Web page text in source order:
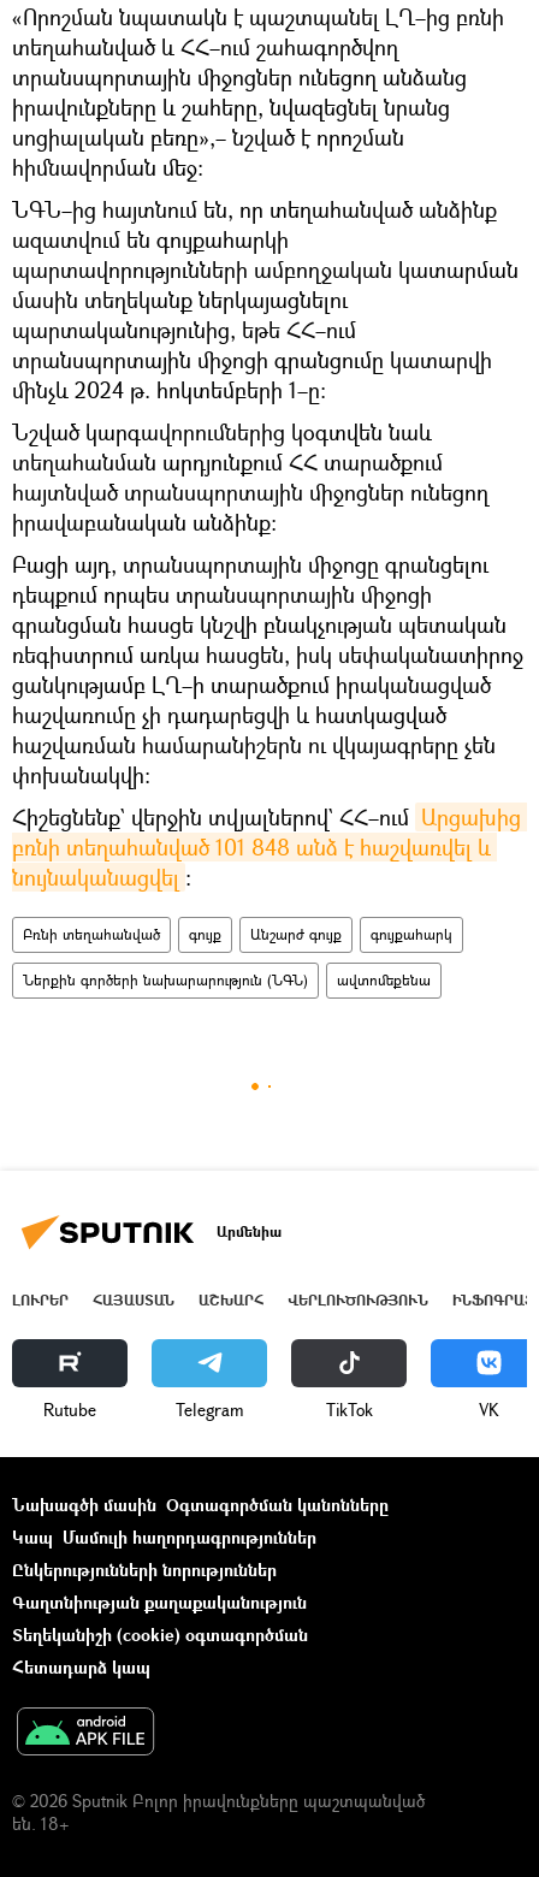
«Որոշման նպատակն է պաշտպանել ԼՂ–ից բռնի
տեղահանված և ՀՀ–ում շահագործվող
տրանսպորտային միջոցներ ունեցող անձանց
իրավունքները և շահերը, նվազեցնել նրանց
սոցիալական բեռը»,– նշված է որոշման
հիմնավորման մեջ:
ՆԳՆ–ից հայտնում են, որ տեղահանված անձինք
ազատվում են գույքահարկի
պարտավորությունների ամբողջական կատարման
մասին տեղեկանք ներկայացնելու
պարտականությունից, եթե ՀՀ–ում
տրանսպորտային միջոցի գրանցումը կատարվի
մինչև 2024 թ. հոկտեմբերի 1–ը։
Նշված կարգավորումներից կօգտվեն նաև
տեղահանման արդյունքում ՀՀ տարածքում
հայտնված տրանսպորտային միջոցներ ունեցող
իրավաբանական անձինք։
Բացի այդ, տրանսպորտային միջոցը գրանցելու
դեպքում որպես տրանսպորտային միջոցի
գրանցման հասցե կնշվի բնակչության պետական
ռեգիստրում առկա հասցեն, իսկ սեփականատիրոջ
ցանկությամբ ԼՂ–ի տարածքում իրականացված
հաշվառումը չի դադարեցվի և հատկացված
հաշվառման համարանիշերն ու վկայագրերը չեն
փոխանակվի։
Հիշեցնենք` վերջին տվյալներով` ՀՀ–ում Արցախից
բռնի տեղահանված 101 848 անձ է հաշվառվել և
նույնականացվել ։
Բռնի տեղահանված գույք Անշարժ գույք գույքահարկ
Ներքին գործերի նախարարություն (ՆԳՆ) ավտոմեքենա
Արմենիա
ԼՈՒՐԵՐ ՀԱՅԱՍՏԱՆ ԱՇԽԱՐՀ ՎԵՐԼՈՒԾՈՒԹՅՈՒՆ
Rutube Telegram ТikТоk VK
Նախագծի մասին Օգտագործման կանոնները
Կապ Մամուլի հաղորդագրություններ
Ընկերությունների նորություններ
Գաղտնիության քաղաքականություն
Տեղեկանիշի (cookie) օգտագործման
Հետադարձ կապ
© 2026 Sputnik Բոլոր իրավունքները պաշտպանված
են. 18+